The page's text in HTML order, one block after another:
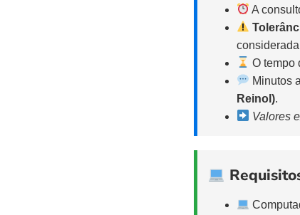
A
O tempo
Minutos
Reinol).
Valores